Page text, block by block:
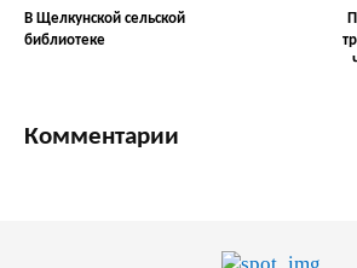
В Щелкунской сельской
библиотеке
Комментарии